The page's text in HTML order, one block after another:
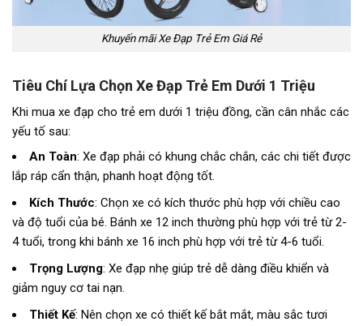
Khuyến mãi Xe Đạp Trẻ Em Giá Rẻ
Tiêu Chí Lựa Chọn Xe Đạp Trẻ Em Dưới 1 Triệu
Khi mua xe đạp cho trẻ em dưới 1 triệu đồng, cần cân nhắc các
yếu tố sau:
An Toàn: Xe đạp phải có khung chắc chắn, các chi tiết được
lắp ráp cẩn thận, phanh hoạt động tốt.
Kích Thước: Chọn xe có kích thước phù hợp với chiều cao
và độ tuổi của bé. Bánh xe 12 inch thường phù hợp với trẻ từ 2-
4 tuổi, trong khi bánh xe 16 inch phù hợp với trẻ từ 4-6 tuổi.
Trọng Lượng: Xe đạp nhẹ giúp trẻ dễ dàng điều khiển và
giảm nguy cơ tai nạn.
Thiết Kế: Nên chọn xe có thiết kế bắt mắt, màu sắc tươi